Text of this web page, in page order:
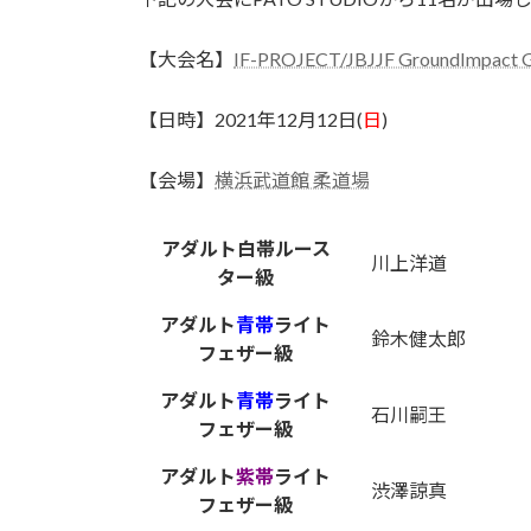
:
【大会名】 IF-PROJECT/JBJJF GroundImpact
【日時】2021年12月12日(日)
【会場】 横浜武道館 柔道場
アダルト白帯ルース
ター級
川上洋道
アダルト青帯ライト
フェザー級
鈴木健太郎
アダルト青帯ライト
フェザー級
石川嗣王
アダルト紫帯ライト
フェザー級
渋澤諒真